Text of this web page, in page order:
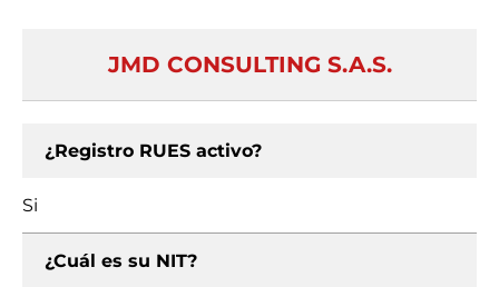
JMD CONSULTING S.A.S.
¿Registro RUES activo?
Si
¿Cuál es su NIT?